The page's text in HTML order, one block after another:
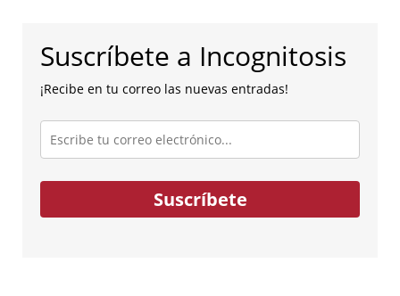
Suscríbete a Incognitosis
¡Recibe en tu correo las nuevas entradas!
Escribe
tu
correo
electrónico...
Suscríbete